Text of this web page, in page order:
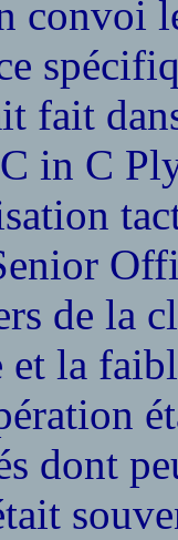
convoi
fait
in C
de la
et la
dont